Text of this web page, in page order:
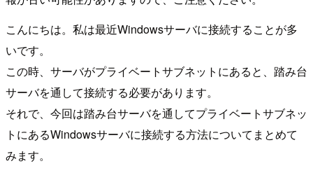
こんにちは。私は最近Windowsサーバに接続することが多
いです。
この時、サーバがプライベートサブネットにあると、踏み台
サーバを通して接続する必要があります。
それで、今回は踏み台サーバを通してプライベートサブネッ
トにあるWindowsサーバに接続する方法についてまとめて
みます。